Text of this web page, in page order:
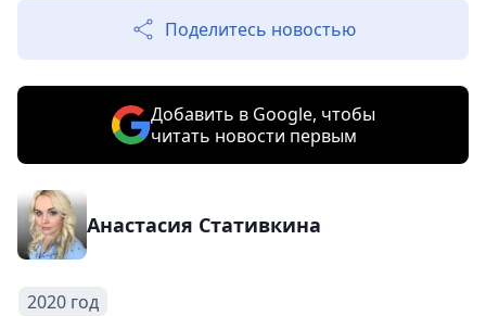
Поделитесь новостью
Добавить в Google, чтобы
читать новости первым
Анастасия Стативкина
2020 год